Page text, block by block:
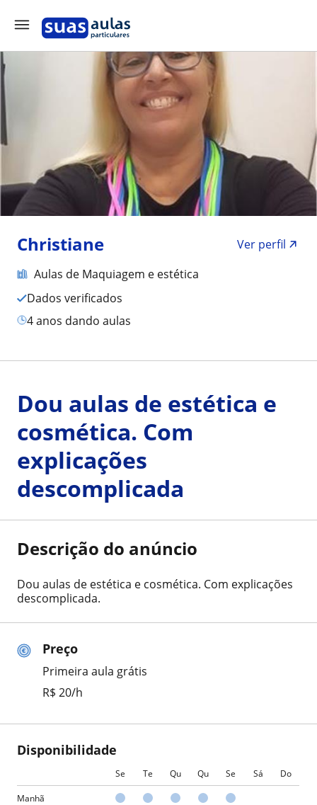
Christiane
Ver perfil
Aulas de Maquiagem e estética
Dados verificados
4 anos dando aulas
Preço
Primeira aula grátis
R$ 20/h
Disponibilidade
Se Te Qu Qu Se Sá Do
Manhã
Dou aulas de estética e
cosmética. Com
explicações
descomplicada
Descrição do anúncio
Dou aulas de estética e cosmética. Com explicações
descomplicada.